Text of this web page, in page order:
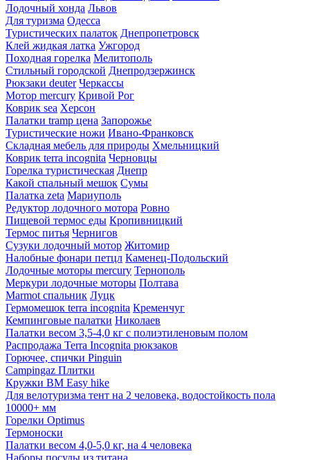
Лодочный хонда Львов
Для туризма Одесса
Туристических палаток Днепропетровск
Клей жидкая латка Ужгород
Походная горелка Мелитополь
Стильный городской Днепродзержинск
Рюкзаки deuter Черкассы
Мотор mercury Кривой Рог
Коврик sea Херсон
Палатки tramp цена Запорожье
Туристические ножи Ивано-Франковск
Складная мебель для природы Хмельницкий
Коврик terra incognita Черновцы
Горелка туристическая Днепр
Какой спальный мешок Сумы
Палатка zeta Мариуполь
Редуктор лодочного мотора Ровно
Пищевой термос еды Кропивницкий
Термос питья Чернигов
Сузуки лодочный мотор Житомир
Налобные фонари петцл Каменец-Подольский
Лодочные моторы mercury Тернополь
Меркури лодочные моторы Полтава
Marmot спальник Луцк
Гермомешок terra incognita Кременчуг
Кемпинговые палатки Николаев
Палатки весом 3,5-4,0 кг с полиэтиленовым полом
Распродажа Terra Incognita рюкзаков
Горючее, спички Pinguin
Campingaz Плитки
Кружки BM Easy hike
Для велотуризма тент на 2 человека, водостойкость пола
10000+ мм
Горелки Optimus
Термоноски
Палатки весом 4,0-5,0 кг, на 4 человека
Наборы посуды из титана